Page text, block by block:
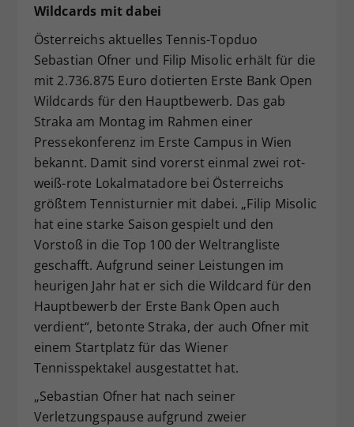
Wildcards mit dabei
Österreichs aktuelles Tennis-Topduo
Sebastian Ofner und Filip Misolic erhält für die
mit 2.736.875 Euro dotierten Erste Bank Open
Wildcards für den Hauptbewerb. Das gab
Straka am Montag im Rahmen einer
Pressekonferenz im Erste Campus in Wien
bekannt. Damit sind vorerst einmal zwei rot-
weiß-rote Lokalmatadore bei Österreichs
größtem Tennisturnier mit dabei. „Filip Misolic
hat eine starke Saison gespielt und den
Vorstoß in die Top 100 der Weltrangliste
geschafft. Aufgrund seiner Leistungen im
heurigen Jahr hat er sich die Wildcard für den
Hauptbewerb der Erste Bank Open auch
verdient“, betonte Straka, der auch Ofner mit
einem Startplatz für das Wiener
Tennisspektakel ausgestattet hat.
„Sebastian Ofner hat nach seiner
Verletzungspause aufgrund zweier